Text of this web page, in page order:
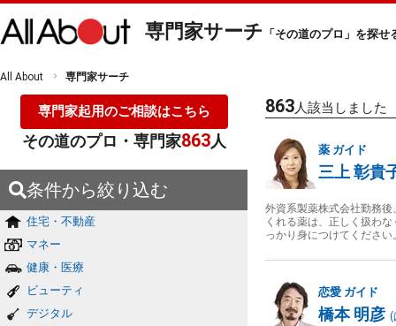
専門家サーチ 「その道のプロ」を探せ
All About 専門家サーチ
専門家起用のご相談はこちら
その道のプロ・専門家863人
条件から絞り込む
住宅・不動産
マネー
健康・医療
ビューティ
デジタル
863人該当しました
薬 ガイド
三上 彰貴
外資系製薬株式会社勤務
くれる薬は、正しく扱わ
っかり身につけてください
恋愛 ガイド
橋本 明彦 (